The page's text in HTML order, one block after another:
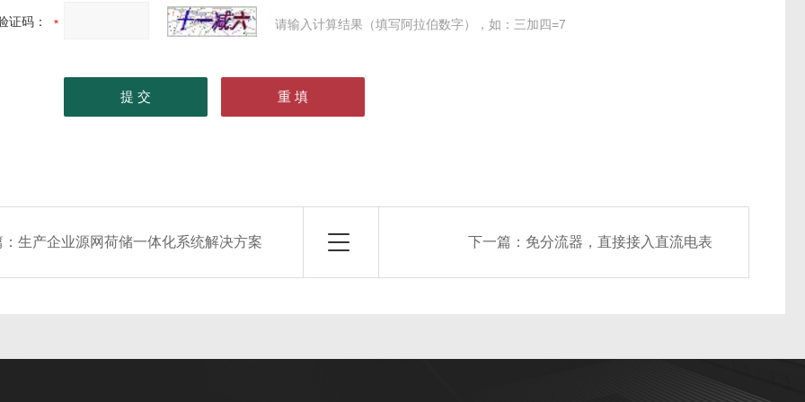
证码： 请输入计算结果（填写阿拉伯数字），如：三加四=7
：生产企业源网荷储一体化系统解决方案 下一篇： 免分流器，直接接入直流电表